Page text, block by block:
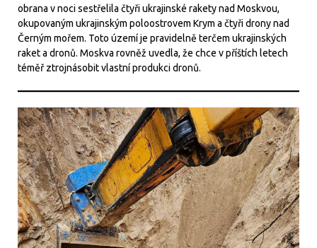
obrana v noci sestřelila čtyři ukrajinské rakety nad Moskvou,
okupovaným ukrajinským poloostrovem Krym a čtyři drony nad
Černým mořem. Toto území je pravidelně terčem ukrajinských
raket a dronů. Moskva rovněž uvedla, že chce v příštích letech
téměř ztrojnásobit vlastní produkci dronů.